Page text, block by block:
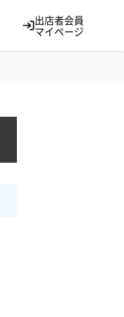
出店者会員
マイページ